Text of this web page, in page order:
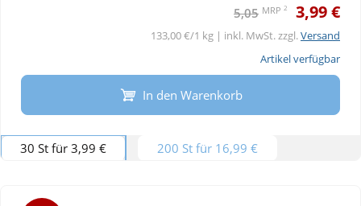
5,05 MRP 2 3,99 €
133,00 €/1 kg | inkl. MwSt. zzgl.Versand
Artikel verfügbar
In den Warenkorb
30 St für 3,99 € 200 St für 16,99 €